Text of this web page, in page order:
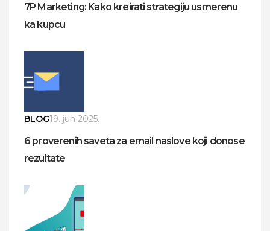
7P Marketing: Kako kreirati strategiju usmerenu
ka kupcu
BLOG19. jun 2025.
6 proverenih saveta za email naslove koji donose
rezultate